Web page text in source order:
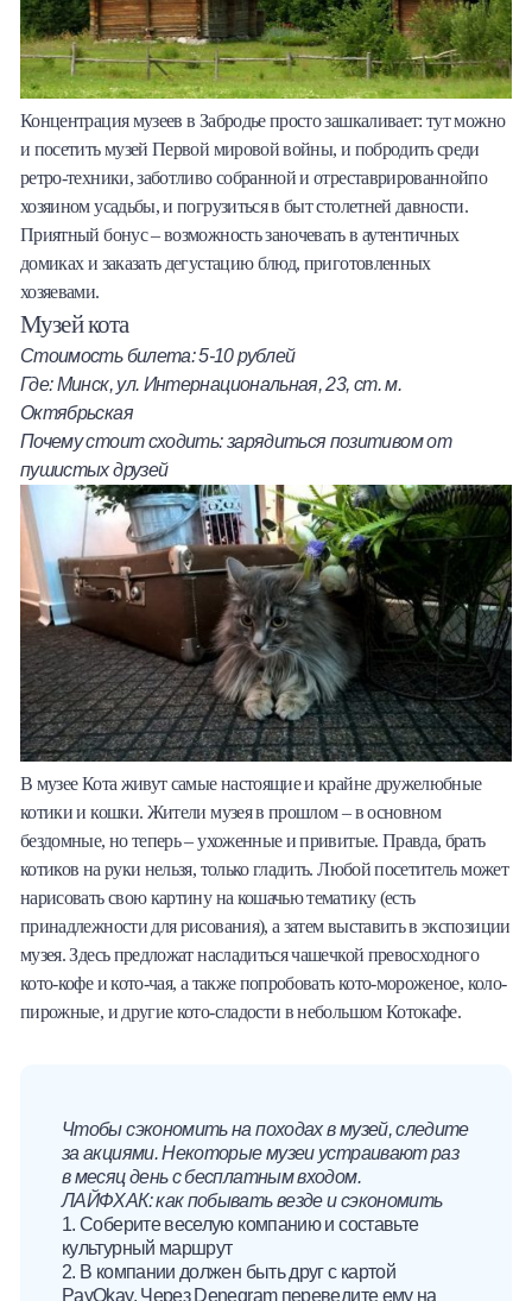
Концентрация музеев в Забродье просто зашкаливает: тут можно
и посетить музей Первой мировой войны, и побродить среди
ретро-техники, заботливо собранной и отреставрированнойпо
хозяином усадьбы, и погрузиться в быт столетней давности.
Приятный бонус – возможность заночевать в аутентичных
домиках и заказать дегустацию блюд, приготовленных
хозяевами.
Музей кота
Стоимость билета: 5-10 рублей
Где: Минск, ул. Интернациональная, 23, ст. м.
Октябрьская
Почему стоит сходить: зарядиться позитивом от
пушистых друзей
В музее Кота живут самые настоящие и крайне дружелюбные
котики и кошки. Жители музея в прошлом – в основном
бездомные, но теперь – ухоженные и привитые. Правда, брать
котиков на руки нельзя, только гладить. Любой посетитель может
нарисовать свою картину на кошачью тематику (есть
принадлежности для рисования), а затем выставить в экспозиции
музея. Здесь предложат насладиться чашечкой превосходного
кото-кофе и кото-чая, а также попробовать кото-мороженое, коло-
пирожные, и другие кото-сладости в небольшом Котокафе.
Чтобы сэкономить на походах в музей, следите
за акциями. Некоторые музеи устраивают раз
в месяц день с бесплатным входом.
ЛАЙФХАК: как побывать везде и сэкономить
1. Соберите веселую компанию и составьте
культурный маршрут
2. В компании должен быть друг с картой
PayOkay. Через Denegram переведите ему на